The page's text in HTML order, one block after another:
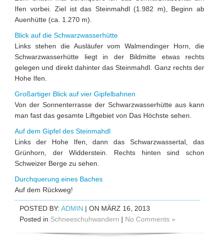
Ifen vorbei. Ziel ist das Steinmahdl (1.982 m), Beginn ab
Auenhütte (ca. 1.270 m).
Blick auf die Schwarzwasserhütte
Links stehen die Ausläufer vom Walmendinger Horn, die
Schwarzwasserhütte liegt in der Bildmitte etwas rechts
gelegen und direkt dahinter das Steinmahdl. Ganz rechts der
Hohe Ifen.
Großartiger Blick auf vier Gipfelbahnen
Von der Sonnenterrasse der Schwarzwasserhütte aus kann
man fast das gesamte Liftgebiet von Das Höchste sehen.
Auf dem Gipfel des Steinmahdl
Links der Hohe Ifen, dann das Schwarzwassertal, das
Grünhorn, der Widderstein. Rechts hinten sind schon
Schweizer Berge zu sehen.
Durchquerung eines Baches
Auf dem Rückweg!
POSTED BY: ADMIN | ON MÄRZ 16, 2013
Posted in Schneeschuhwandern | No Comments »